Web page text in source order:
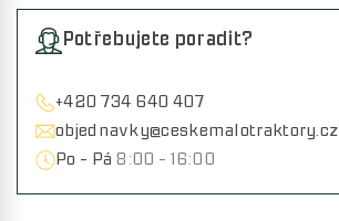
Potřebujete poradit?
+420 734 640 407
objednavky@ceskemalotraktory.cz
Po - Pá 8:00 - 16:00